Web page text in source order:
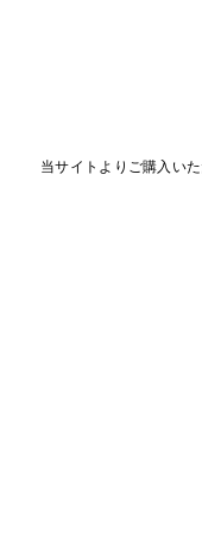
当サイトよりご購入い